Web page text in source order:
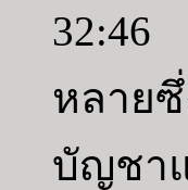
32:46
หลาย
บัญชา